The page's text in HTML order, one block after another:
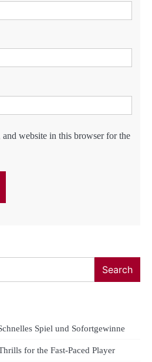
and website in this browser for the
Search
Spiel und Sofortgewinne
for the Fast‑Paced Player